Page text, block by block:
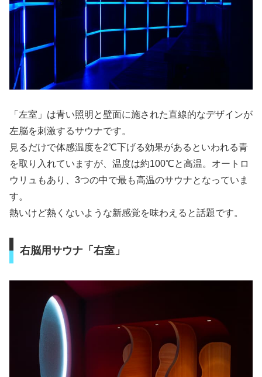
「左室」は青い照明と壁面に施された直線的なデザインが
左脳を刺激するサウナです。
見るだけで体感温度を2℃下げる効果があるといわれる青
を取り入れていますが、温度は約100℃と高温。オートロ
ウリュもあり、3つの中で最も高温のサウナとなっていま
す。
熱いけど熱くないような新感覚を味わえると話題です。
右脳用サウナ「右室」